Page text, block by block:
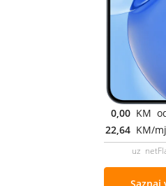
0,00 KM
22,64 KM/
uz